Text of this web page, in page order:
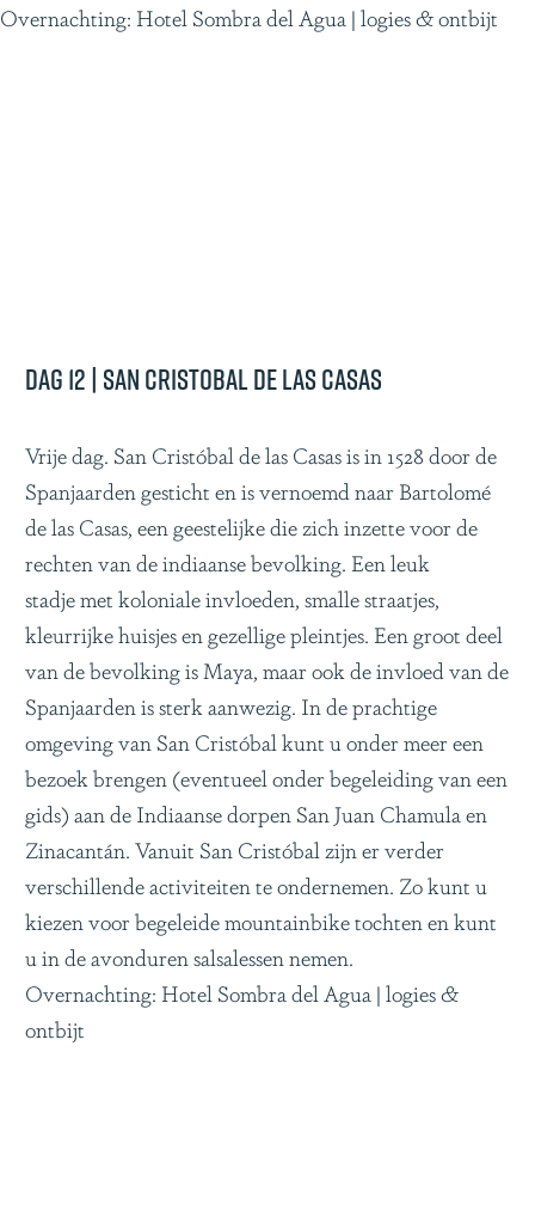
Overnachting: Hotel Sombra del Agua | logies & ontbijt
Dag 12 | San Cristobal de las Casas
Vrije dag. San Cristóbal de las Casas is in 1528 door de
Spanjaarden gesticht en is vernoemd naar Bartolomé
de las Casas, een geestelijke die zich inzette voor de
rechten van de indiaanse bevolking. Een leuk
stadje met koloniale invloeden, smalle straatjes,
kleurrijke huisjes en gezellige pleintjes. Een groot deel
van de bevolking is Maya, maar ook de invloed van de
Spanjaarden is sterk aanwezig. In de prachtige
omgeving van San Cristóbal kunt u onder meer een
bezoek brengen (eventueel onder begeleiding van een
gids) aan de Indiaanse dorpen San Juan Chamula en
Zinacantán. Vanuit San Cristóbal zijn er verder
verschillende activiteiten te ondernemen. Zo kunt u
kiezen voor begeleide mountainbike tochten en kunt
u in de avonduren salsalessen nemen.
Overnachting: Hotel Sombra del Agua | logies &
ontbijt